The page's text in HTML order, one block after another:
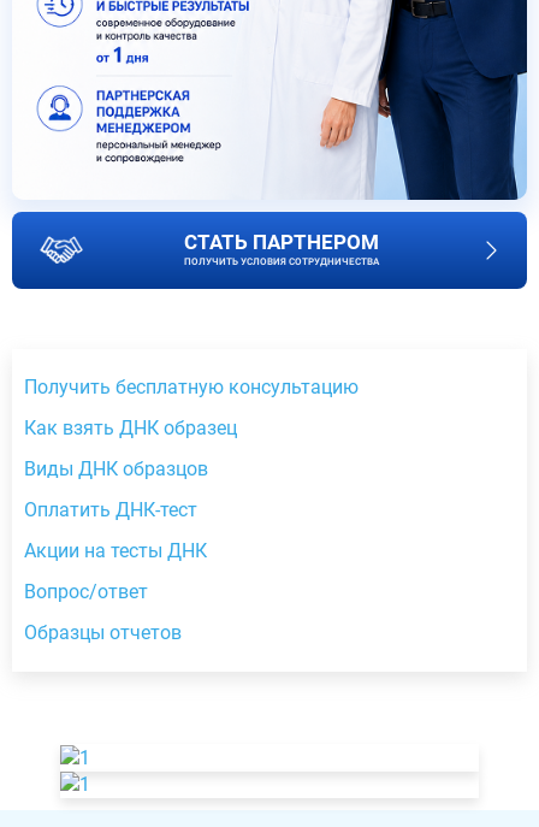
СТАТЬ ПАРТНЕРОМ
ПОЛУЧИТЬ УСЛОВИЯ СОТРУДНИЧЕСТВА
Получить бесплатную консультацию
Как взять ДНК образец
Виды ДНК образцов
Оплатить ДНК-тест
Акции на тесты ДНК
Вопрос/ответ
Образцы отчетов